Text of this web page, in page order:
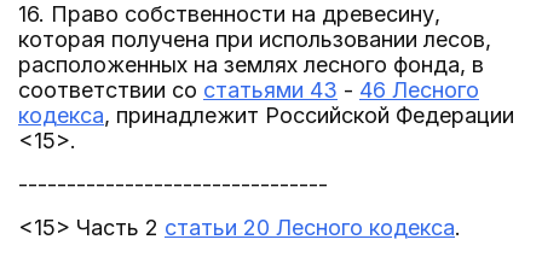
16. Право собственности на древесину,
которая получена при использовании лесов,
расположенных на землях лесного фонда, в
соответствии со статьями 43 - 46 Лесного
кодекса, принадлежит Российской Федерации
<15>.
--------------------------------
<15> Часть 2 статьи 20 Лесного кодекса.